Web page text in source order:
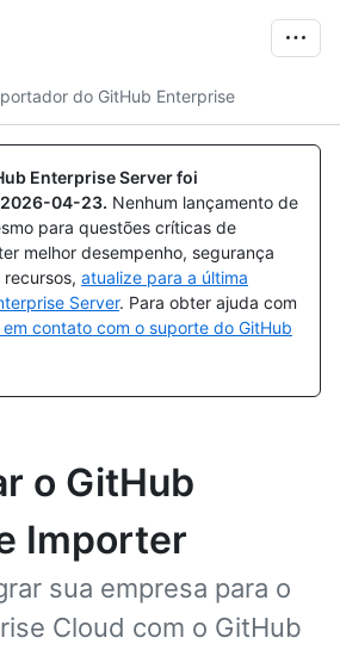
do GitHub Enterprise
Enterprise Server foi
2026-04-23. Nenhum lançamento de
para questões críticas de
melhor desempenho, segurança
atualize para a última
Server. Para obter ajuda com
contato com o suporte do GitHub
o GitHub
Importer
sua empresa para o
Cloud com o GitHub